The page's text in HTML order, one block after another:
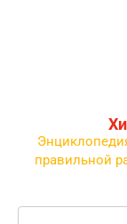
правильной
Поиск: